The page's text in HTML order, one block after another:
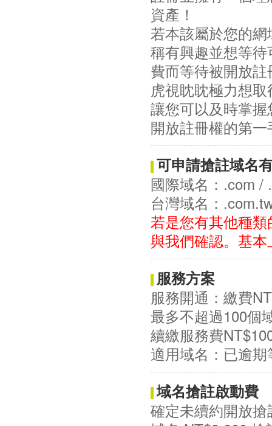
資產！
若本該屬於您的
稱有興趣並想等
費而等待被開放
虎視眈眈極力想
讓您可以及時掌
開放註冊權的第
可申請搶註域名
國際域名：.com /
台灣域名：
若是您有其他種
與我們確認。基
服務方案
服務開通：繳費
最多不超過100個
續繳服務費
適用域名：已逾
域名搶註啟動費
確定未續約開放